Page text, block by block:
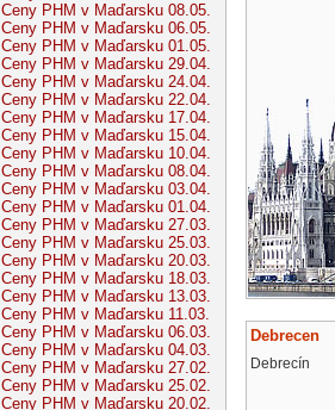
Ceny PHM v Maďarsku 08.05.
Ceny PHM v Maďarsku 06.05.
Ceny PHM v Maďarsku 01.05.
Ceny PHM v Maďarsku 29.04.
Ceny PHM v Maďarsku 24.04.
Ceny PHM v Maďarsku 22.04.
Ceny PHM v Maďarsku 17.04.
Ceny PHM v Maďarsku 15.04.
Ceny PHM v Maďarsku 10.04.
Ceny PHM v Maďarsku 08.04.
Ceny PHM v Maďarsku 03.04.
Ceny PHM v Maďarsku 01.04.
Ceny PHM v Maďarsku 27.03.
Ceny PHM v Maďarsku 25.03.
Ceny PHM v Maďarsku 20.03.
Ceny PHM v Maďarsku 18.03.
Ceny PHM v Maďarsku 13.03.
Ceny PHM v Maďarsku 11.03.
Ceny PHM v Maďarsku 06.03.
Ceny PHM v Maďarsku 04.03.
Ceny PHM v Maďarsku 27.02.
Ceny PHM v Maďarsku 25.02.
Ceny PHM v Maďarsku 20.02.
Debrecen
Debrecín